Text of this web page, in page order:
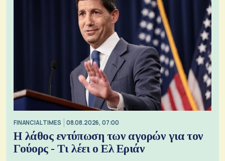
FINANCIAL TIMES 08.08.2026, 07:00
Η λάθος εντύπωση των αγορών για τον
Γούορς - Τι λέει ο Ελ Εριάν